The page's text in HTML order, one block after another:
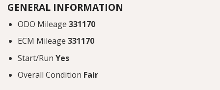
GENERAL INFORMATION
ODO Mileage 331170
ECM Mileage 331170
Start/Run Yes
Overall Condition Fair